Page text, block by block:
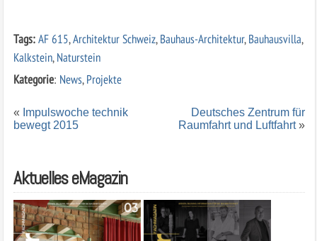
Tags:AF 615,Architektur Schweiz,Bauhaus-Architektur,Bauhausvilla,
Kalkstein,Naturstein
Kategorie: News,Projekte
« Impulswoche technik
bewegt 2015
Deutsches Zentrum für
Raumfahrt und Luftfahrt»
Aktuelles eMagazin